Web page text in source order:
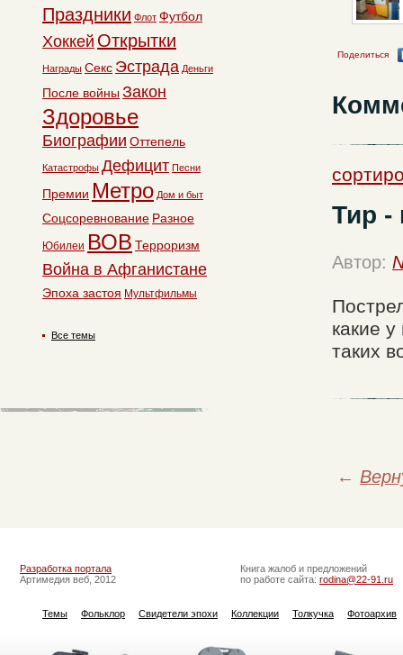
Поделиться
Тир -
Автор:
какие
таких
←
Праздники Флот Футбол
Хоккей Открытки
Награды Секс Эстрада Деньги
После войны Закон
Здоровье
Биографии Оттепель
Катастрофы Дефицит Песни
Премии Метро Дом и быт
Соцсоревнование Разное
Юбилеи ВОВ Терроризм
Война в Афганистане
Эпоха застоя Мультфильмы
Все темы
Разработка портала
Артимедия веб, 2012
Книга жалоб и предложений
по работе сайта: rodina@22-91.ru
Темы Фольклор Свидетели эпохи Коллекции Толкучка Фотоархив